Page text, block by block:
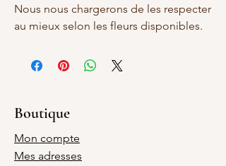
Nous nous chargerons de les respecter
au mieux selon les fleurs disponibles.
Boutique
Mon compte
Mes adresses